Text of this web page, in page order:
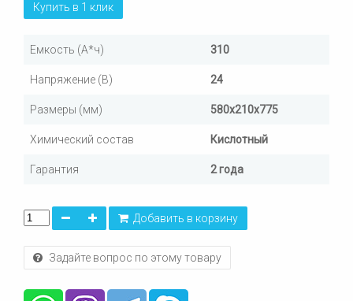
Купить в 1 клик
Емкость (А*ч) 310
Напряжение (В) 24
Размеры (мм) 580х210х775
Химический состав Кислотный
Гарантия 2 года
Добавить в корзину
Задайте вопрос по этому товару